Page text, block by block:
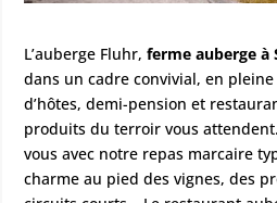
L’auberge Fluhr,ferme auberge à
dans un cadre convivial, en
d’hôtes, demi-pension et
produits du terroir vous
vous avec notre repas marcaire
charme au pied des vignes, des